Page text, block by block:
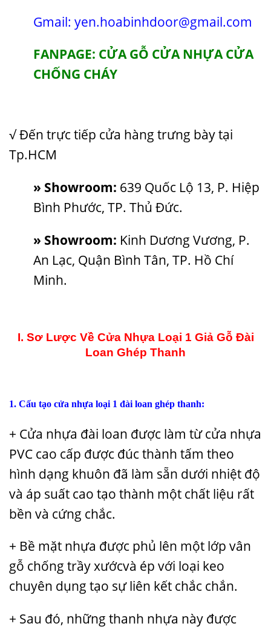
Gmail: yen.hoabinhdoor@gmail.com
FANPAGE: CỬA GỖ CỬA NHỰA CỬA
CHỐNG CHÁY
√ Đến trực tiếp cửa hàng trưng bày tại
Tp.HCM
» Showroom: 639 Quốc Lộ 13, P. Hiệp
Bình Phước, TP. Thủ Đức.
» Showroom: Kinh Dương Vương, P.
An Lạc, Quận Bình Tân, TP. Hồ Chí
Minh.
I. Sơ Lược Về Cửa Nhựa Loại 1 Giả Gỗ Đài
Loan Ghép Thanh
1. Cấu tạo cửa nhựa loại 1 đài loan ghép thanh:
+ Cửa nhựa đài loan được làm từ cửa nhựa
PVC cao cấp được đúc thành tấm theo
hình dạng khuôn đã làm sẵn dưới nhiệt độ
và áp suất cao tạo thành một chất liệu rất
bền và cứng chắc.
+ Bề mặt nhựa được phủ lên một lớp vân
gỗ chống trầy xướcvà ép với loại keo
chuyên dụng tạo sự liên kết chắc chắn.
+ Sau đó, những thanh nhựa này được